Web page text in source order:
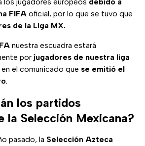
FIFA oficial, por lo que se tuvo que
de la Liga MX.
nuestra escuadra estará
por jugadores de nuestra liga
el comunicado que se emitió el
.
los partidos
la Selección Mexicana?
pasado, la Selección Azteca